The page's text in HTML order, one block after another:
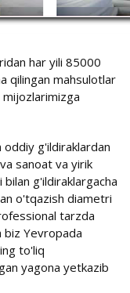
har yili 85000
qilingan mahsulotlar
oddiy g'ildiraklardan
sanoat va yirik
bilan g'ildiraklargacha
o'tqazish diametri
tarzda
biz Yevropada
to'liq
yagona yetkazib